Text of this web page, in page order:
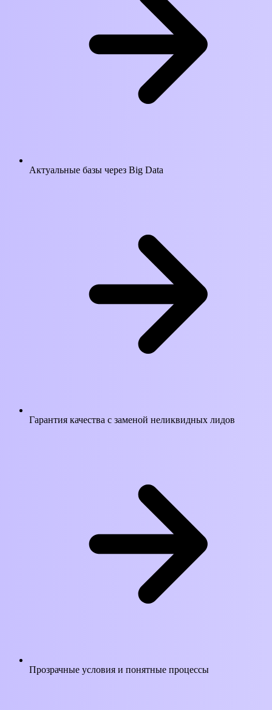
Актуальные базы через Big Data
Гарантия качества с заменой неликвидных лидов
Прозрачные условия и понятные процессы